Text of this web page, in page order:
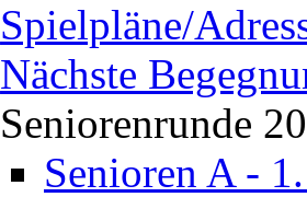
Spielpläne/
Nächste
Seniorenrunde
Senioren A -